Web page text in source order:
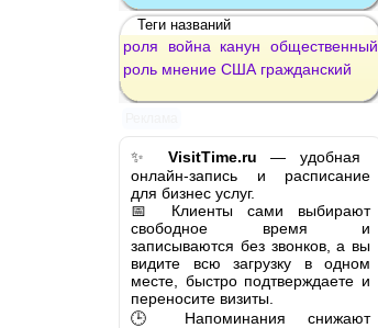
Теги названий
роля война канун
общественный
роль мнение США гражданский
✨ VisitTime.ru — удобная
онлайн-запись и расписание
для бизнес услуг.
📅 Клиенты сами выбирают
свободное время и
записываются без звонков, а вы
видите всю загрузку в одном
месте, быстро подтверждаете и
переносите визиты.
🕒 Напоминания снижают